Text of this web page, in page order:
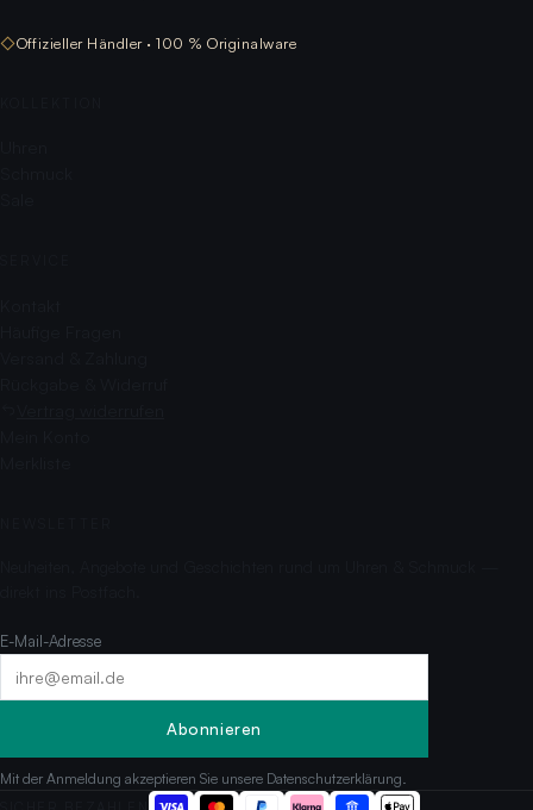
◇Offizieller Händler · 100 % Originalware
E-Mail-Adresse
Abonnieren
Mit der Anmeldung akzeptieren Sie unsere Datenschutzerklärung.